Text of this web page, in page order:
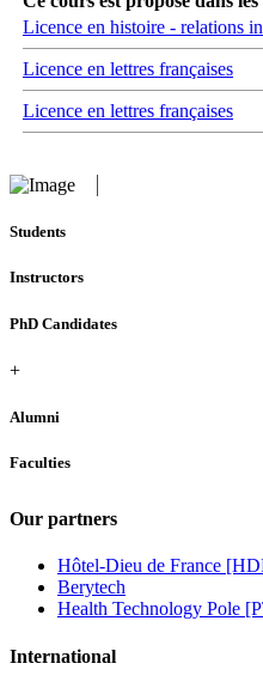
Licence en histoire - relations
Licence en lettres françaises
Licence en lettres françaises
Students
Instructors
PhD Candidates
+
Alumni
Faculties
Our partners
Hôtel-Dieu de France
Berytech
Health Technology Pole
International